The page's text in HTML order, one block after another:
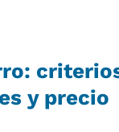
y precio